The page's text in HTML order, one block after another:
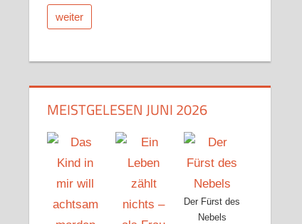
weiter
MEISTGELESEN JUNI 2026
Der Fürst des
Nebels